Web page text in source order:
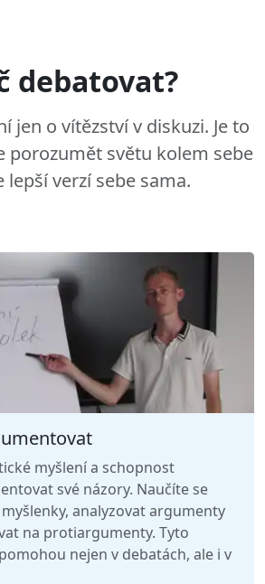
debatovat?
jen o vítězství v diskuzi. Je to
porozumět světu kolem sebe
lepší verzí sebe sama.
myšlení a schopnost
své názory. Naučíte se
analyzovat argumenty
na protiargumenty. Tyto
nejen v debatách, ale i v